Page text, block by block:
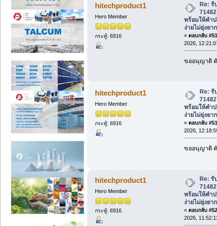
hitechproduct1
Hero Member
กระทู้: 6916
Re: รั
พร้อมให้คำ
ง่ายไม่ยุ่งยา
« ตอบกลับ
2026,
ขออนุญาติ
hitechproduct1
Hero Member
กระทู้: 6916
Re: รั
พร้อมให้คำ
ง่ายไม่ยุ่งยา
« ตอบกลับ
2026,
ขออนุญาติ
hitechproduct1
Hero Member
กระทู้: 6916
Re: รั
พร้อมให้คำ
ง่ายไม่ยุ่งยา
« ตอบกลับ
2026,